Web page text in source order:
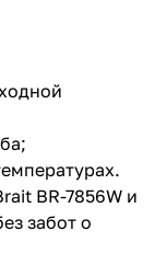
BR-7856W и
забот о